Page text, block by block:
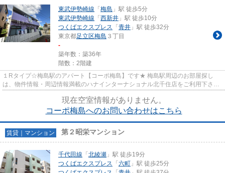
東武伊勢崎線 「 梅島 」駅 徒歩5分
東武伊勢崎線 「 西新井 」駅 徒歩10分
つくばエクスプレス 「 青井 」駅 徒歩32分
東京都足立区梅島 ３丁目
-
築年数：築36年
階数：2階建
１Rタイプ☆梅島駅のアパート【コーポ梅島】です★ 梅島駅周辺のお部屋探し
は、物件情報・周辺情報満載のハナインターナショナル北千住店をご利用下さ
現在空室情報がありません。
コーポ梅島へのお問い合わせはこちら
賃貸｜マンション 第２昭栄マンション
千代田線 「 北綾瀬 」駅 徒歩19分
つくばエクスプレス 「 六町 」駅 徒歩25分